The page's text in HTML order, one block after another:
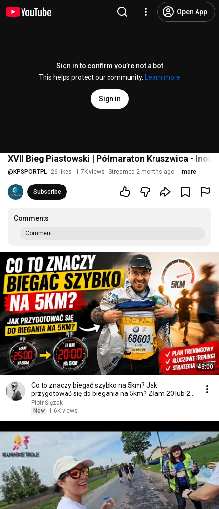
Open App
Sign in to confirm you’re not a bot
This helps protect our community.
Learn more
Sign in
XVII Bieg Piastowski | Półmaraton Kruszwica -
@ KPSPORTPL 26 likes 1.7K views Streamed 2 months ago more
Subscribe
Comments
Comment...
43:00
Co to znaczy biegać szybko na 5km? Jak
przygotować się do biegania na 5km? Złam 20 lub 25
min na 5km
Piotr Ślęzak
New
1.6K views